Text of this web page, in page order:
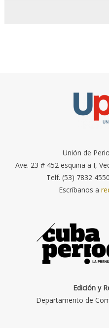
Unión de
Ave. 23 # 452 esquina a I,
Telf. (53) 7832
Escríbanos a
Edición y
Departamento de